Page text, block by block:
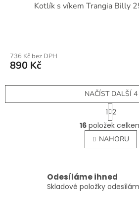
Kotlík s víkem Trangia Billy
736 Kč bez DPH
890 Kč
O
v
l
á
c
í
NAČÍST DALŠÍ 4
S
t
r
á
n
k
á
n
í
1 2
16položek
NAHORU
Odesíláme ihned
Skladové položky